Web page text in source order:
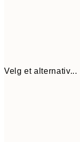
Velg et alternativ...